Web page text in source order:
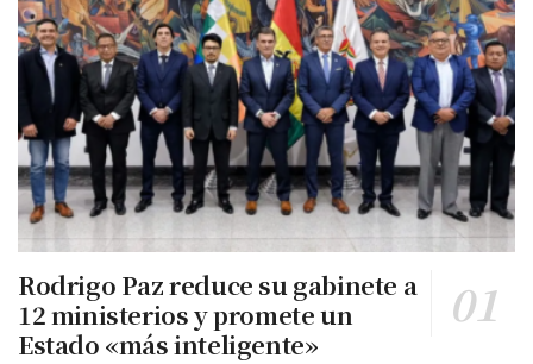
Rodrigo Paz reduce su gabinete a
12 ministerios y promete un
Estado «más inteligente»